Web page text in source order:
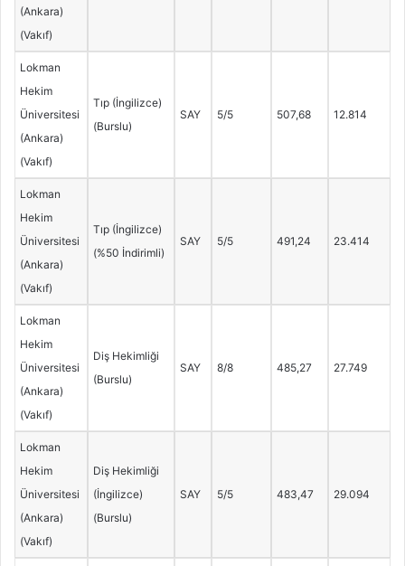
(Ankara)
(Vakıf)
Lokman
Hekim
Üniversitesi
(Ankara)
(Vakıf)
Tıp (İngilizce)
(Burslu)
SAY 5/5 507,68 12.814
Lokman
Hekim
Üniversitesi
(Ankara)
(Vakıf)
Tıp (İngilizce)
(%50 İndirimli)
SAY 5/5 491,24 23.414
Lokman
Hekim
Üniversitesi
(Ankara)
(Vakıf)
Diş Hekimliği
(Burslu)
SAY 8/8 485,27 27.749
Lokman
Hekim
Üniversitesi
(Ankara)
(Vakıf)
Diş Hekimliği
(İngilizce)
(Burslu)
SAY 5/5 483,47 29.094